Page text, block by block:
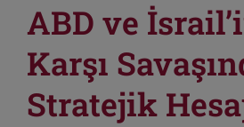
ABD ve
Karşı
Stratejik